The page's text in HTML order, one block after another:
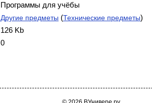
Программы для учёбы
Другие предметы (Технические предметы)
126 Kb
0